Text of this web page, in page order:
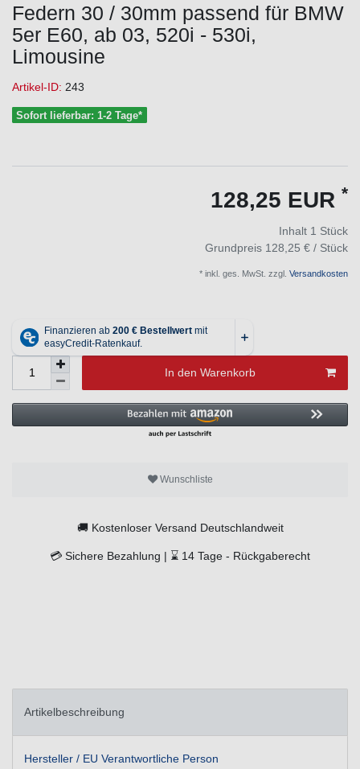
Federn 30 / 30mm passend für BMW
5er E60, ab 03, 520i - 530i,
Limousine
Artikel-ID: 243
Sofort lieferbar: 1-2 Tage*
128,25 EUR *
Inhalt 1 Stück
Grundpreis 128,25 € / Stück
* inkl. ges. MwSt. zzgl. Versandkosten
In den Warenkorb
Wunschliste
🚚 Kostenloser Versand Deutschlandweit
💳 Sichere Bezahlung | ⌛ 14 Tage - Rückgaberecht
Artikelbeschreibung
Hersteller / EU Verantwortliche Person